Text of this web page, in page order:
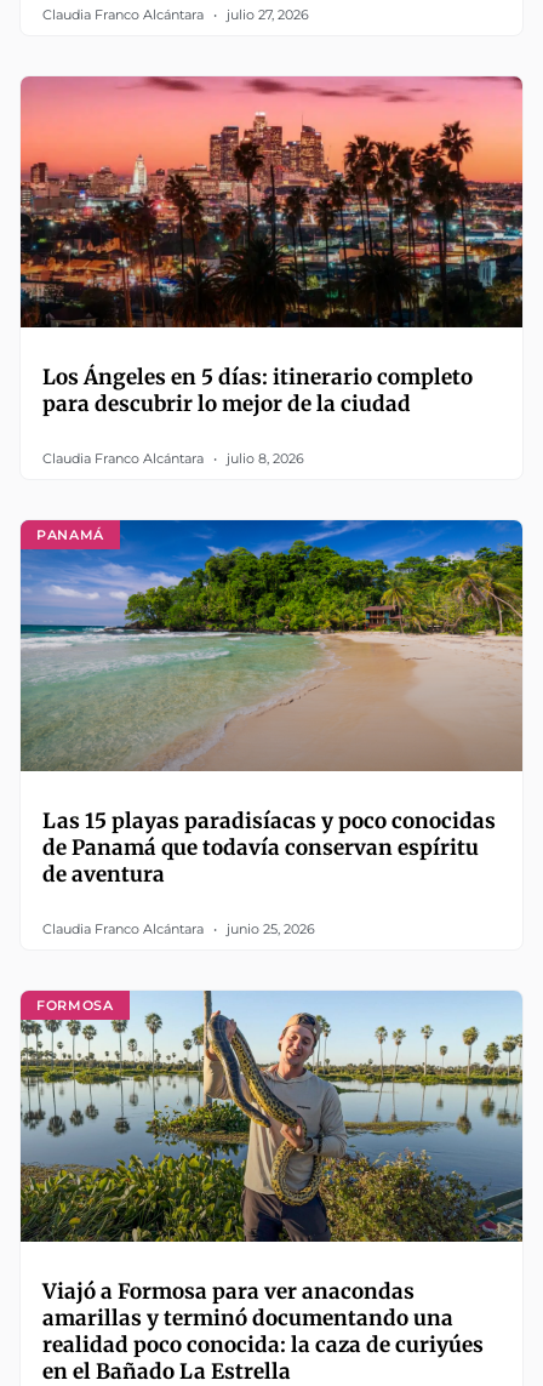
Claudia Franco Alcántara julio 27, 2026
Los Ángeles en 5 días: itinerario completo
para descubrir lo mejor de la ciudad
Claudia Franco Alcántara julio 8, 2026
PANAMÁ
Las 15 playas paradisíacas y poco conocidas
de Panamá que todavía conservan espíritu
de aventura
Claudia Franco Alcántara junio 25, 2026
FORMOSA
Viajó a Formosa para ver anacondas
amarillas y terminó documentando una
realidad poco conocida: la caza de curiyúes
en el Bañado La Estrella